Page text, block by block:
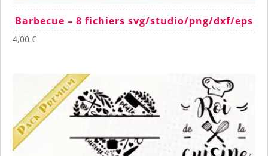
Barbecue – 8 fichiers svg/studio/png/dxf/eps
4,00 €